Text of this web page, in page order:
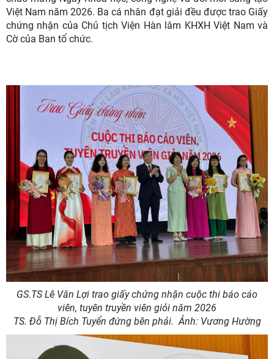
Việt Nam năm 2026. Ba cá nhân đạt giải đều được trao Giấy
chứng nhận của Chủ tịch Viện Hàn lâm KHXH Việt Nam và
Cờ của Ban tổ chức.
GS.TS Lê Văn Lợi trao giấy chứng nhận cuộc thi báo cáo
viên, tuyên truyền viên giỏi năm 2026
TS. Đỗ Thị Bích Tuyển đứng bên phải.Ảnh: Vương Hường